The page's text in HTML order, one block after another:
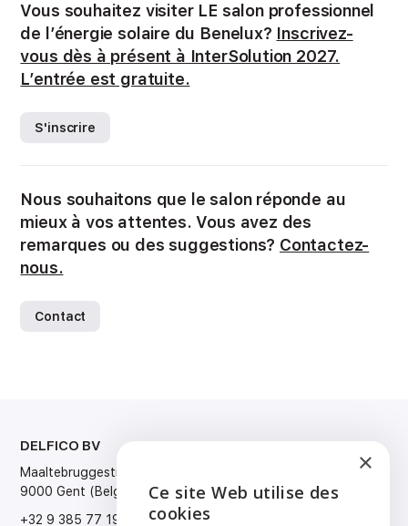
Vous souhaitez visiter LE salon professionnel
de l’énergie solaire du Benelux? Inscrivez-
vous dès à présent à InterSolution 2027.
L’entrée est gratuite.
S'inscrire
Nous souhaitons que le salon réponde au
mieux à vos attentes. Vous avez des
remarques ou des suggestions? Contactez-
nous.
Contact
DELFICO BV
Maaltebruggestraat 300
9000 Gent (Belgium)
+32 9 385 77 19
Français
English
ENGLISH
×
Ce site Web utilise des
cookies